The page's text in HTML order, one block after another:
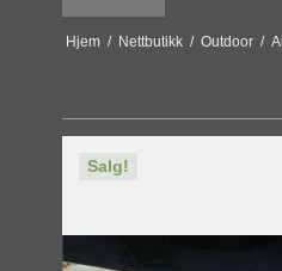
Hjem / Nettbutikk / Outdoor /
Salg!